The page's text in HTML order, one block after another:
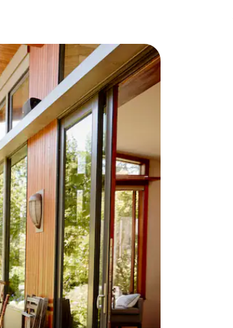
hareketleriyle keşfedin.